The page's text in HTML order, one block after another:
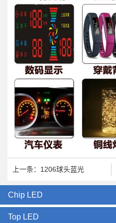
上一条：1206球头蓝光
Chip LED
Top LED